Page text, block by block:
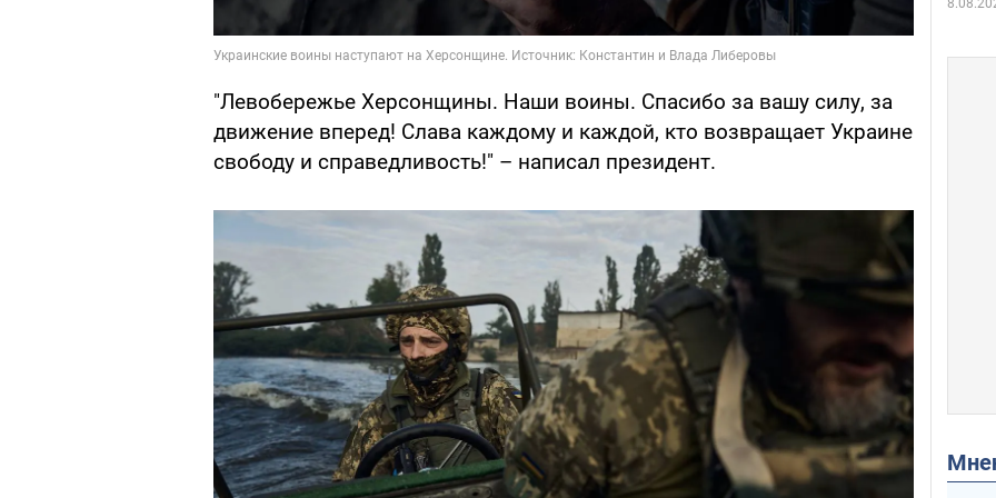
"Левобережье Херсонщины. Наши воины. Спасибо за вашу силу, за
движение вперед! Слава каждому и каждой, кто возвращает Украине
свободу и справедливость!" – написал президент.